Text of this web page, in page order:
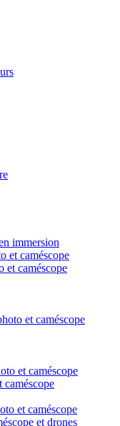
immersion
et caméscope
et caméscope
et caméscope
et caméscope
caméscope
et caméscope
et drones